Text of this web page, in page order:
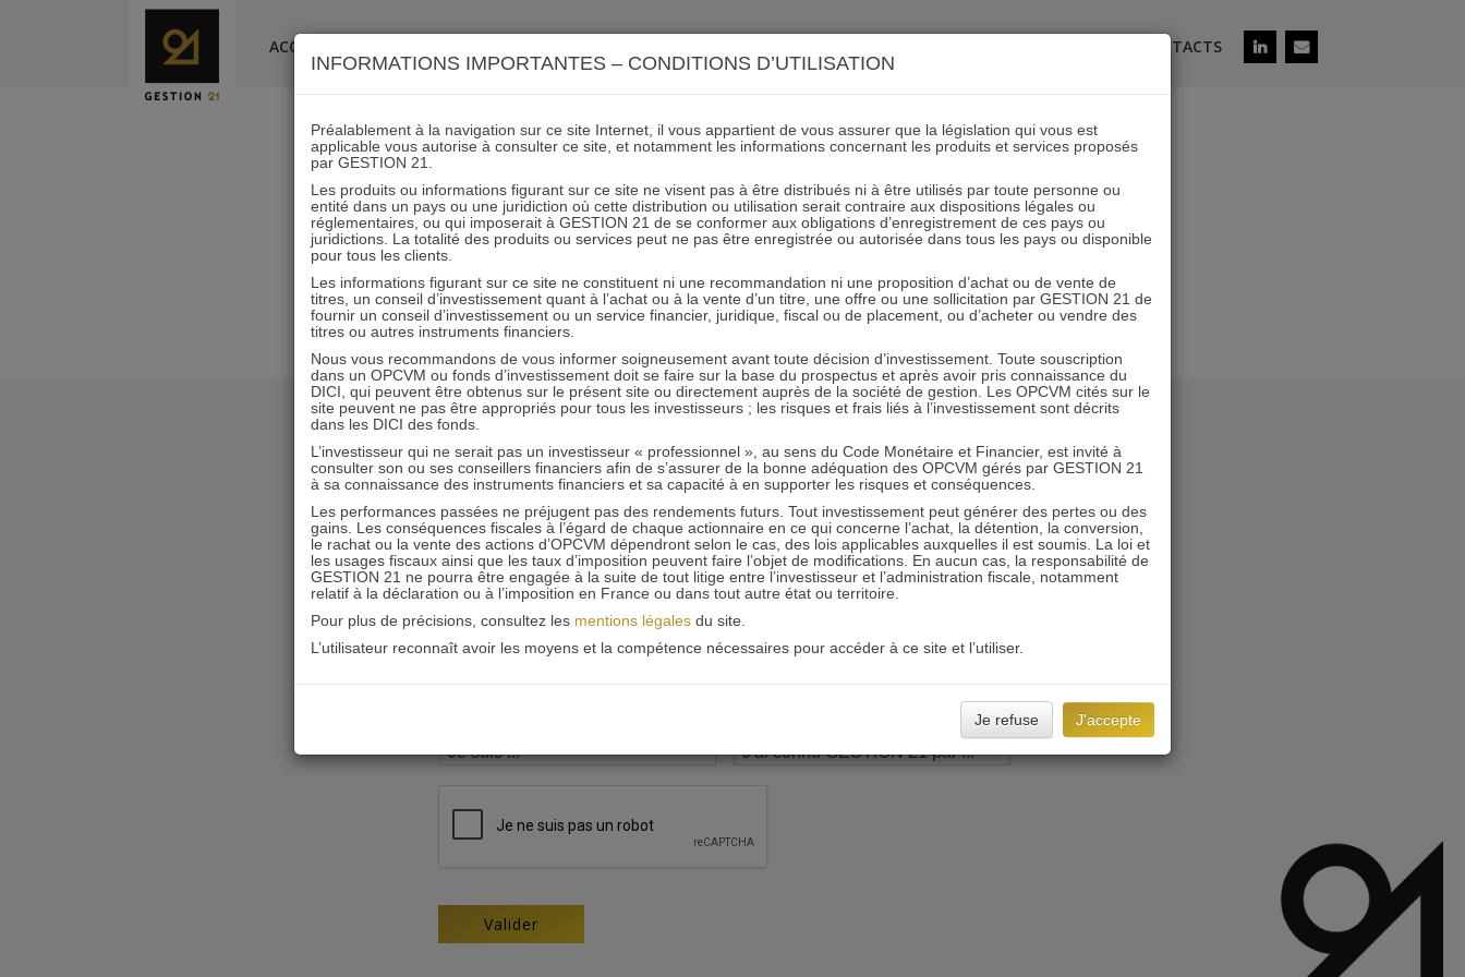
ACCUEIL CONTACTS
logo feoc
08.11.2017 - Partagez l'article sur
RESTER INFORMÉ
Recevoir nos newsletters
INFORMATIONS IMPORTANTES – CONDITIONS D’UTILISATION
Préalablement à la navigation sur ce site Internet, il vous appartient de vous assurer que la législation qui vous est
applicable vous autorise à consulter ce site, et notamment les informations concernant les produits et services proposés
par GESTION 21.
Les produits ou informations figurant sur ce site ne visent pas à être distribués ni à être utilisés par toute personne ou
entité dans un pays ou une juridiction où cette distribution ou utilisation serait contraire aux dispositions légales ou
réglementaires, ou qui imposerait à GESTION 21 de se conformer aux obligations d’enregistrement de ces pays ou
juridictions. La totalité des produits ou services peut ne pas être enregistrée ou autorisée dans tous les pays ou disponible
pour tous les clients.
Les informations figurant sur ce site ne constituent ni une recommandation ni une proposition d’achat ou de vente de
titres, un conseil d’investissement quant à l’achat ou à la vente d’un titre, une offre ou une sollicitation par GESTION 21 de
fournir un conseil d’investissement ou un service financier, juridique, fiscal ou de placement, ou d’acheter ou vendre des
titres ou autres instruments financiers.
Nous vous recommandons de vous informer soigneusement avant toute décision d’investissement. Toute souscription
dans un OPCVM ou fonds d’investissement doit se faire sur la base du prospectus et après avoir pris connaissance du
DICI, qui peuvent être obtenus sur le présent site ou directement auprès de la société de gestion. Les OPCVM cités sur le
site peuvent ne pas être appropriés pour tous les investisseurs ; les risques et frais liés à l’investissement sont décrits
dans les DICI des fonds.
L’investisseur qui ne serait pas un investisseur « professionnel », au sens du Code Monétaire et Financier, est invité à
consulter son ou ses conseillers financiers afin de s’assurer de la bonne adéquation des OPCVM gérés par GESTION 21
à sa connaissance des instruments financiers et sa capacité à en supporter les risques et conséquences.
Les performances passées ne préjugent pas des rendements futurs. Tout investissement peut générer des pertes ou des
gains. Les conséquences fiscales à l’égard de chaque actionnaire en ce qui concerne l’achat, la détention, la conversion,
le rachat ou la vente des actions d’OPCVM dépendront selon le cas, des lois applicables auxquelles il est soumis. La loi et
les usages fiscaux ainsi que les taux d’imposition peuvent faire l’objet de modifications. En aucun cas, la responsabilité de
GESTION 21 ne pourra être engagée à la suite de tout litige entre l’investisseur et l’administration fiscale, notamment
relatif à la déclaration ou à l’imposition en France ou dans tout autre état ou territoire.
Pour plus de précisions, consultez les mentions légalesdu site.
L’utilisateur reconnaît avoir les moyens et la compétence nécessaires pour accéder à ce site et l’utiliser.
Je refuse J'accepte